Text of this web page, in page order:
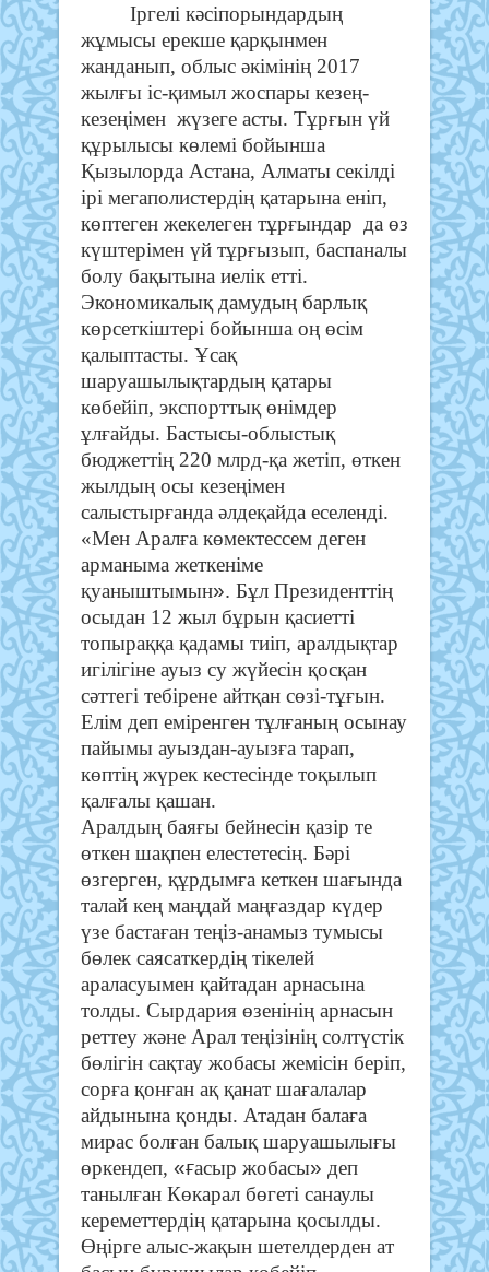
Іргелі кәсіпорындардың
жұмысы ерекше қарқынмен
жанданып, облыс әкімінің 2017
жылғы іс-қимыл жоспары кезең-
кезеңімен жүзеге асты. Тұрғын үй
құрылысы көлемі бойынша
Қызылорда Астана, Алматы секілді
ірі мегаполистердің қатарына еніп,
көптеген жекелеген тұрғындар да өз
күштерімен үй тұрғызып, баспаналы
болу бақытына иелік етті.
Экономикалық дамудың барлық
көрсеткіштері бойынша оң өсім
қалыптасты. Ұсақ
шаруашылықтардың қатары
көбейіп, экспорттық өнімдер
ұлғайды. Бастысы-облыстық
бюджеттің 220 млрд-қа жетіп, өткен
жылдың осы кезеңімен
салыстырғанда әлдеқайда еселенді.
«Мен Аралға көмектессем деген
арманыма жеткеніме
қуаныштымын». Бұл Президенттің
осыдан 12 жыл бұрын қасиетті
топыраққа қадамы тиіп, аралдықтар
игілігіне ауыз су жүйесін қосқан
сәттегі тебірене айтқан сөзі-тұғын.
Елім деп еміренген тұлғаның осынау
пайымы ауыздан-ауызға тарап,
көптің жүрек кестесінде тоқылып
қалғалы қашан.
Аралдың баяғы бейнесін қазір те
өткен шақпен елестетесің. Бәрі
өзгерген, құрдымға кеткен шағында
талай кең маңдай маңғаздар күдер
үзе бастаған теңіз-анамыз тумысы
бөлек саясаткердің тікелей
араласуымен қайтадан арнасына
толды. Сырдария өзенінің арнасын
реттеу және Арал теңізінің солтүстік
бөлігін сақтау жобасы жемісін беріп,
сорға қонған ақ қанат шағалалар
айдынына қонды. Атадан балаға
мирас болған балық шаруашылығы
өркендеп, «ғасыр жобасы» деп
танылған Көкарал бөгеті санаулы
кереметтердің қатарына қосылды.
Өңірге алыс-жақын шетелдерден ат